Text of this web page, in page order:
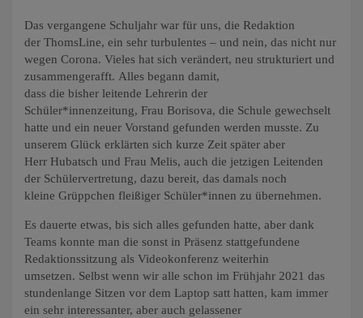
Das vergangene Schuljahr war für uns, die Redaktion
der ThomsLine, ein sehr turbulentes – und nein, das nicht nur
wegen Corona. Vieles hat sich verändert, neu strukturiert und
zusammengerafft. Alles begann damit,
dass die bisher leitende Lehrerin der
Schüler*innenzeitung, Frau Borisova, die Schule gewechselt
hatte und ein neuer Vorstand gefunden werden musste. Zu
unserem Glück erklärten sich kurze Zeit später aber
Herr Hubatsch und Frau Melis, auch die jetzigen Leitenden
der Schülervertretung, dazu bereit, das damals noch
kleine Grüppchen fleißiger Schüler*innen zu übernehmen.
Es dauerte etwas, bis sich alles gefunden hatte, aber dank
Teams konnte man die sonst in Präsenz stattgefundene
Redaktionssitzung als Videokonferenz weiterhin
umsetzen. Selbst wenn wir alle schon im Frühjahr 2021 das
stundenlange Sitzen vor dem Laptop satt hatten, kam immer
ein sehr interessanter, aber auch gelassener